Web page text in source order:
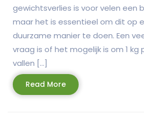
gewichtsverlies is voor velen een
maar het is essentieel om dit op
duurzame manier te doen. Een
vraag is of het mogelijk is om 1 kg
vallen […]
Read MoreRead
More